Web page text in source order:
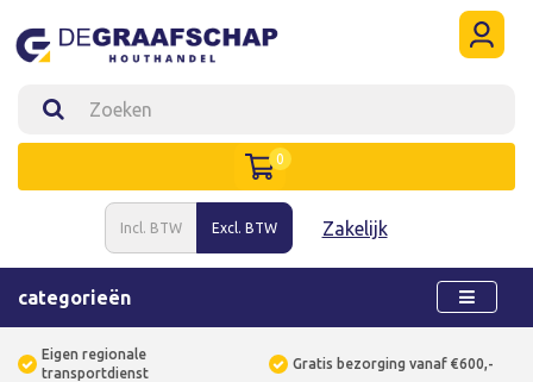
Incl. BTW Excl. BTW Zakelijk
0
categorieën
Eigen regionale
transportdienst
Gratis bezorging vanaf €600,-